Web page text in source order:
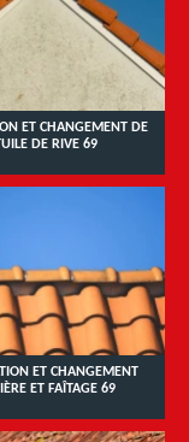
ET CHANGEMENT DE
DE RIVE 69
ET CHANGEMENT
ET FAÎTAGE 69